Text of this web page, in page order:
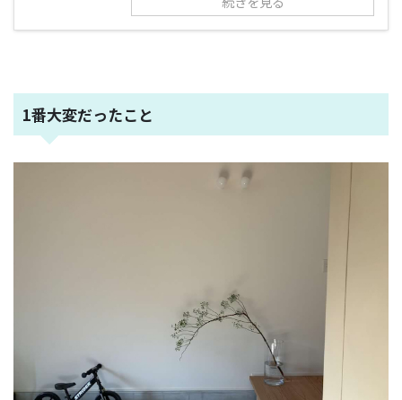
1番大変だったこと